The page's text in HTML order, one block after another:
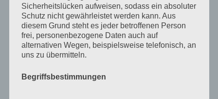
Mai 2013
April 2013
März 2013
August 2012
Juli 2012
Sicherheitslücken aufweisen, sodass ein absoluter
Schutz nicht gewährleistet werden kann. Aus
diesem Grund steht es jeder betroffenen Person
frei, personenbezogene Daten auch auf
alternativen Wegen, beispielsweise telefonisch, an
uns zu übermitteln.
Begriffsbestimmungen